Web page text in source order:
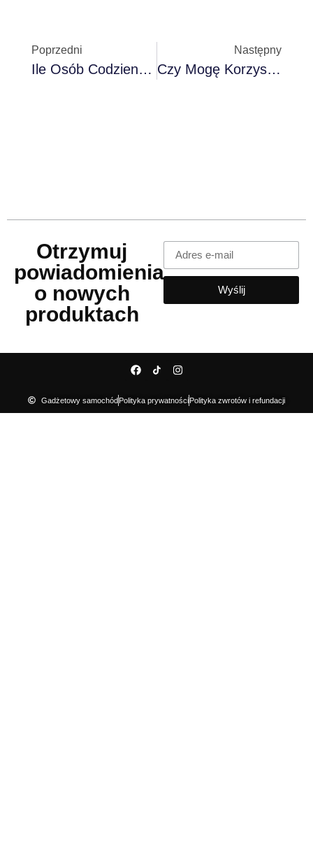
Poprzedni
Ile Osób Codziennie Ładuje Telefon Komórkowy W Samochodzie? Statystyki I Trendy 2025
Następny
Czy Mogę Korzystać Z MiDGT I Zostawić Licencję W Domu? Problemy I Legalność W 2025 Roku
Otrzymuj
powiadomienia
o nowych
produktach
Wyślij
Gadżetowy samochódPolityka prywatnościPolityka zwrotów i refundacji